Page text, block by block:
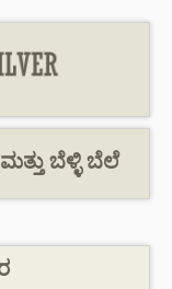
ಬೆಳ್ಳಿ ಬೆಲೆ